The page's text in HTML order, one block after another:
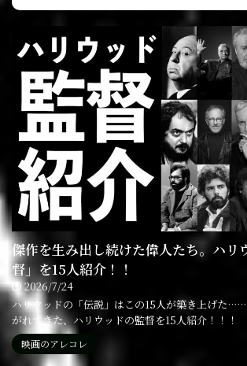
傑作を生み出し続けた偉人たち。ハリ
督」を15人紹介！！
2026/7/24
ハリウッドの「伝説」はこの15人が築き上げた
がれてきた、ハリウッドの監督を15人紹介！！！
映画のアレコレ